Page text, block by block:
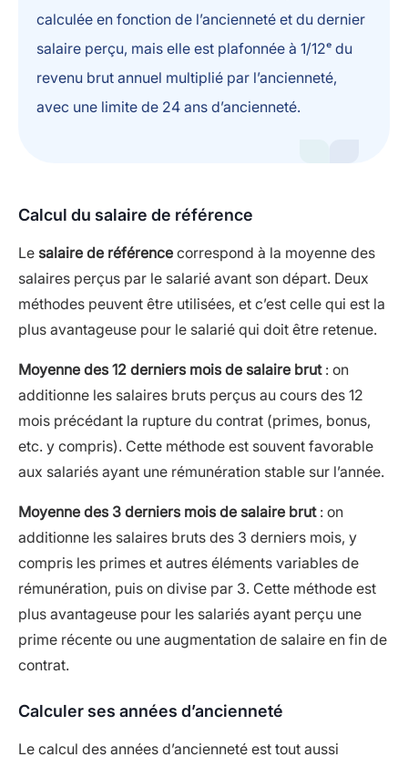
calculée en fonction de l’ancienneté et du dernier
salaire perçu, mais elle est plafonnée à 1/12ᵉ du
revenu brut annuel multiplié par l’ancienneté,
avec une limite de 24 ans d’ancienneté.
Calcul du salaire de référence
Le salaire de référence correspond à la moyenne des
salaires perçus par le salarié avant son départ. Deux
méthodes peuvent être utilisées, et c’est celle qui est la
plus avantageuse pour le salarié qui doit être retenue.
Moyenne des 12 derniers mois de salaire brut: on
additionne les salaires bruts perçus au cours des 12
mois précédant la rupture du contrat (primes, bonus,
etc. y compris). Cette méthode est souvent favorable
aux salariés ayant une rémunération stable sur l’année.
Moyenne des 3 derniers mois de salaire brut: on
additionne les salaires bruts des 3 derniers mois, y
compris les primes et autres éléments variables de
rémunération, puis on divise par 3. Cette méthode est
plus avantageuse pour les salariés ayant perçu une
prime récente ou une augmentation de salaire en fin de
contrat.
Calculer ses années d’ancienneté
Le calcul des années d’ancienneté est tout aussi